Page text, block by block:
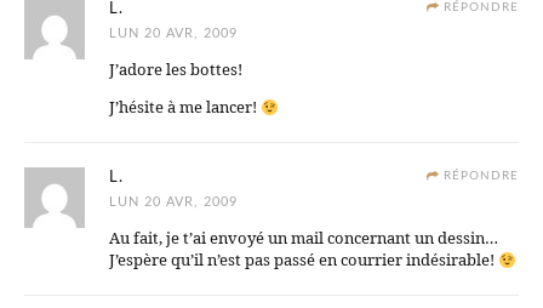
RÉPONDRE
L.
LUN 20 AVR, 2009
J’adore les bottes!
J’hésite à me lancer!
RÉPONDRE
L.
LUN 20 AVR, 2009
Au fait, je t’ai envoyé un mail concernant un dessin…
J’espère qu’il n’est pas passé en courrier indésirable!